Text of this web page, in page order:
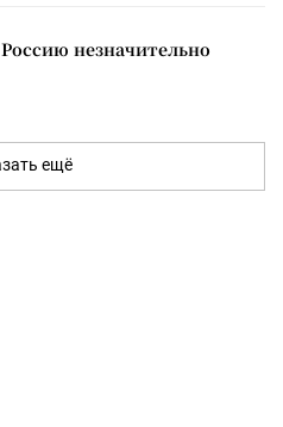
незначительно
ещё